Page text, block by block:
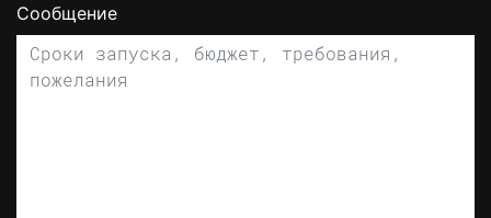
Сообщение